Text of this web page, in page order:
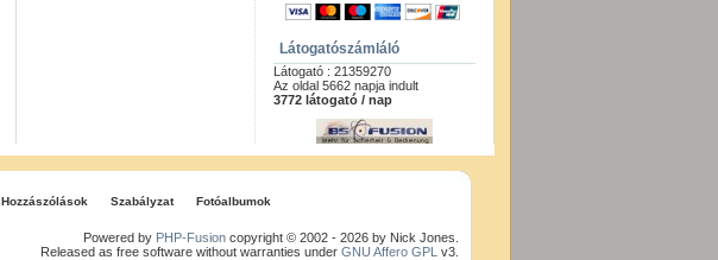
Látogatószámláló
Látogató : 21359270
Az oldal 5662 napja indult
3772 látogató / nap
Hozzászólások Szabályzat Fotóalbumok
Powered by PHP-Fusioncopyright © 2002 - 2026 by Nick Jones.
Released as free software without warranties under GNU Affero GPL v3.